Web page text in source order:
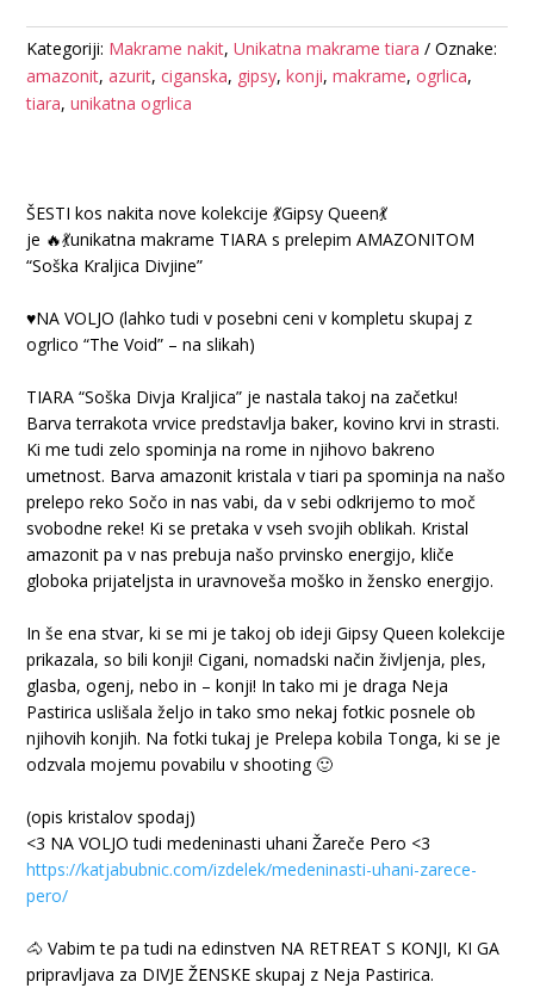
Kategoriji: Makrame nakit,Unikatna makrame tiara
Oznake:
amazonit,azurit,ciganska, gipsy,konji,makrame,ogrlica,
tiara,unikatna ogrlica
ŠESTI kos nakita nove kolekcije 💃Gipsy Queen💃
je 🔥💃unikatna makrame TIARA s prelepim AMAZONITOM
“Soška Kraljica Divjine”
♥️NA VOLJO (lahko tudi v posebni ceni v kompletu skupaj z
ogrlico “The Void” – na slikah)
TIARA “Soška Divja Kraljica” je nastala takoj na začetku!
Barva terrakota vrvice predstavlja baker, kovino krvi in strasti.
Ki me tudi zelo spominja na rome in njihovo bakreno
umetnost. Barva amazonit kristala v tiari pa spominja na našo
prelepo reko Sočo in nas vabi, da v sebi odkrijemo to moč
svobodne reke! Ki se pretaka v vseh svojih oblikah. Kristal
amazonit pa v nas prebuja našo prvinsko energijo, kliče
globoka prijateljsta in uravnoveša moško in žensko energijo.
In še ena stvar, ki se mi je takoj ob ideji Gipsy Queen kolekcije
prikazala, so bili konji! Cigani, nomadski način življenja, ples,
glasba, ogenj, nebo in – konji! In tako mi je draga Neja
Pastirica uslišala željo in tako smo nekaj fotkic posnele ob
njihovih konjih. Na fotki tukaj je Prelepa kobila Tonga, ki se je
odzvala mojemu povabilu v shooting 🙂
(opis kristalov spodaj)
<3 NA VOLJO tudi medeninasti uhani Žareče Pero <3
https://katjabubnic.com/izdelek/medeninasti-uhani-zarece-
pero/
🐴 Vabim te pa tudi na edinstven NA RETREAT S KONJI, KI GA
pripravljava za DIVJE ŽENSKE skupaj z Neja Pastirica.